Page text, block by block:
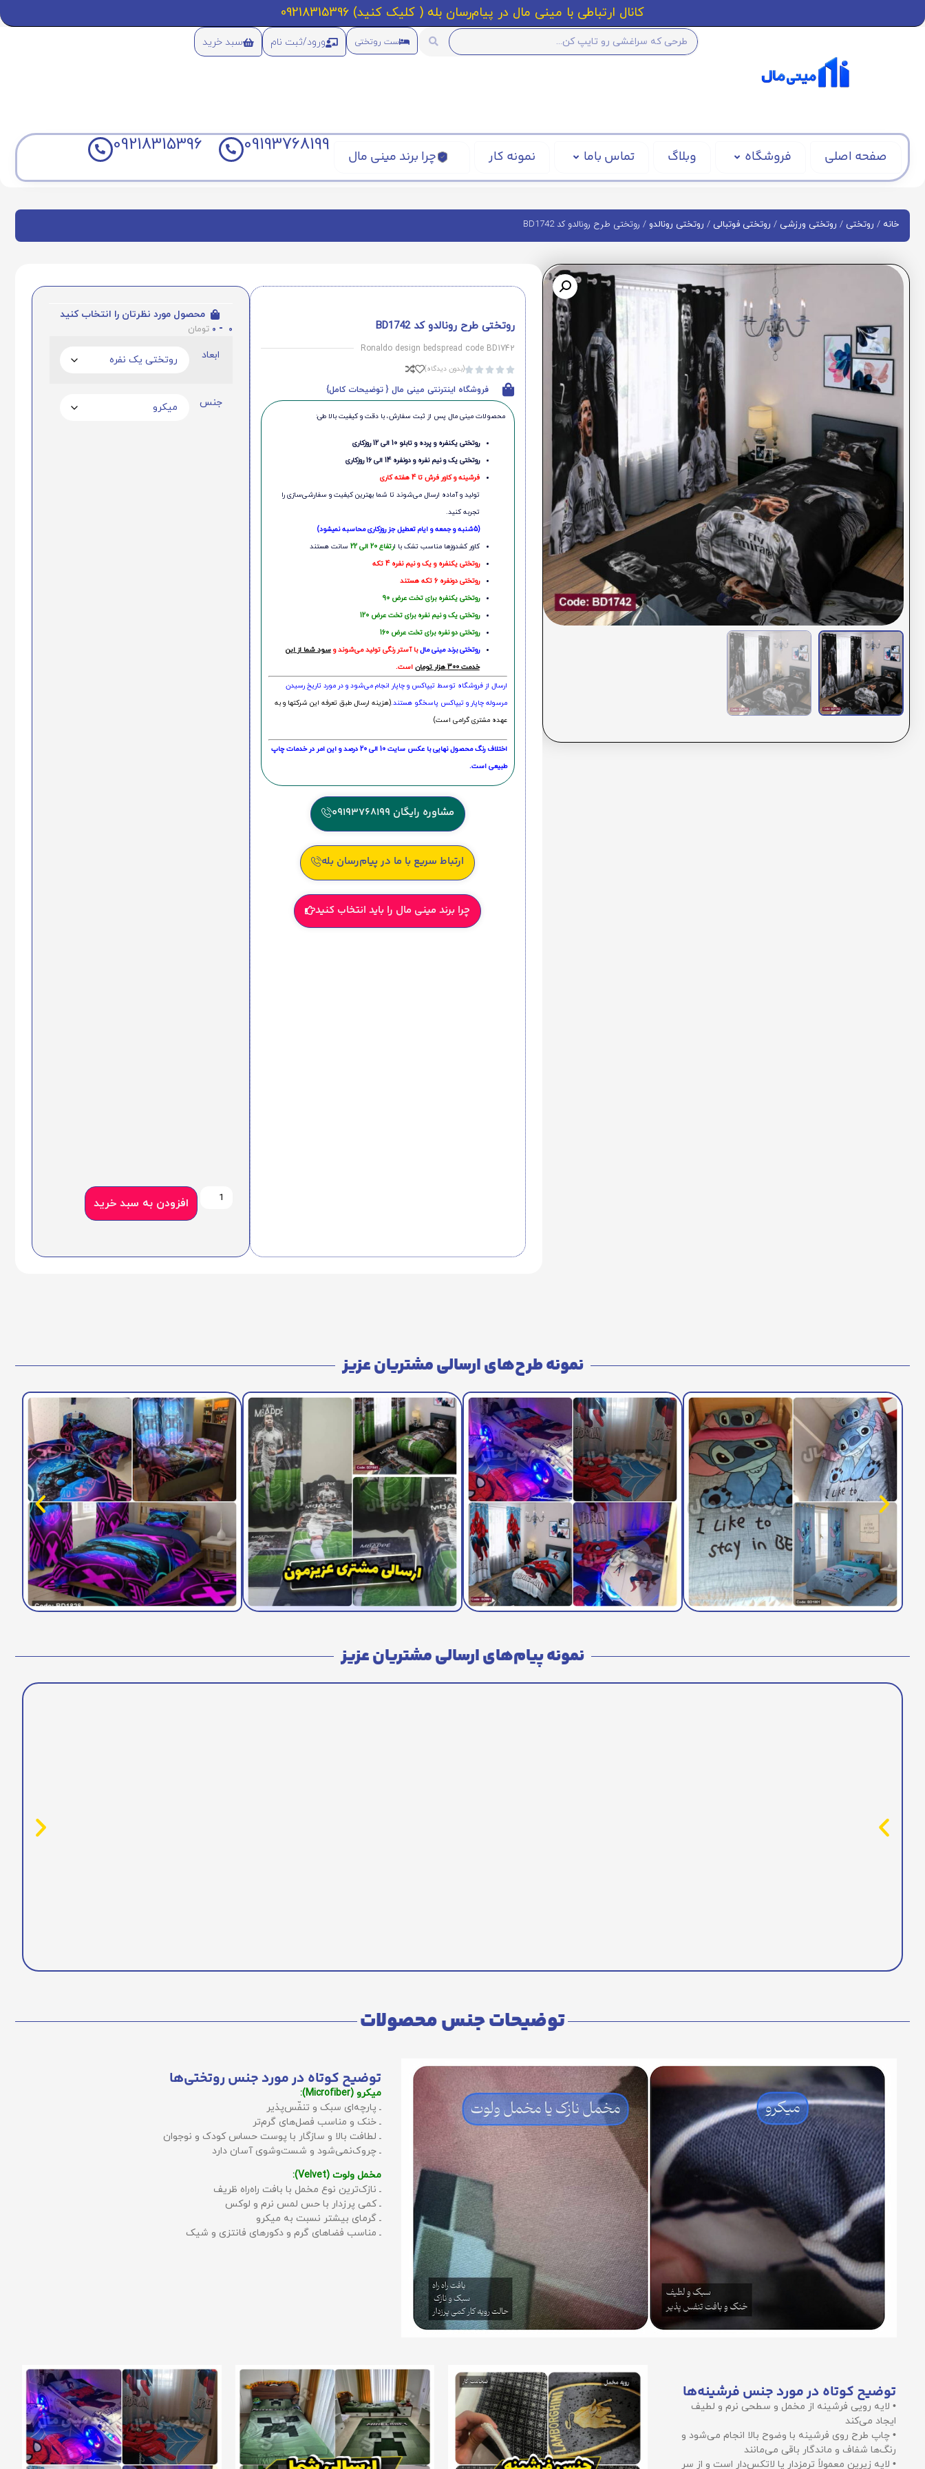
کانال ارتباطی با مینی مال در پیام‌رسان بله ( کلیک کنید) 09218315396
ست روتختی ورود/ثبت نام سبد خرید
صفحه اصلی فروشگاه وبلاگ تماس باما نمونه کار چرا برند مینی مال
09193768199
09218315396
خانه / روتختی / روتختی ورزشی / روتختی فوتبالی / روتختی رونالدو / روتختی طرح رونالدو کد BD1742
روتختی طرح رونالدو کد BD1742
Ronaldo design bedspread code BD1742




(بدون دیدگاه)
فروشگاه اینترنتی مینی مال { توضیحات کامل}
محصولات مینی‌ مال پس از ثبت سفارش، با دقت و کیفیت بالا طی:
روتختی یکنفره و پرده و تابلو 10 الی 12 روزکاری
روتختی یک و نیم نفره و دونفره 14 الی 16 روزکاری
فرشینه و کاور فرش تا 4 هفته کاری
تولید و آماده ارسال می‌شوند تا شما بهترین کیفیت و سفارشی‌سازی را
تجربه کنید.
(5شنبه و جمعه و ایام تعطیل جز روزکاری محاسبه نمیشود)
کاور کشدوزها مناسب تشک با ارتفاع 20 الی 22
سانت هستند
روتختی یکنفره و یک و نیم نفره 4 تکه
روتختی دونفره 6 تکه هستند
روتختی یکنفره برای تخت عرض 90
روتختی یک و نیم نفره برای تخت عرض 120
روتختی دو نفره برای تخت عرض 160
روتختی‌ برند مینی مالبا آستر رنگی تولید می‌شوند وسود شما از این
خدمت 300 هزار تومان
است.
ارسال از فروشگاه توسط تیپاکس و چاپار انجام می‌شود و در مورد تاریخ رسیدن
مرسوله چاپار و تیپاکس پاسخگو هستند.(هزینه ارسال طبق تعرفه این شرکتها و به
عهده مشتری گرامی است)
اختلاف رنگ محصول نهایی با عکس سایت 10 الی 20 درصد و این امر در خدمات چاپ
طبیعی است.
مشاوره رایگان 09193768199
ارتباط سریع با ما در پیام‌رسان بله
چرا برند مینی مال را باید انتخاب کنید
محصول مورد نظرتان را انتخاب کنید
0
-
0 تومان
ابعاد
جنس
افزودن به سبد خرید
نمونه طرح‌های ارسالی مشتریان عزیز
نمونه پیام‌های ارسالی مشتریان عزیز
توضیحات جنس محصولات
توضیح کوتاه در مورد جنس روتختی‌ها
میکرو (Microfiber):
ـ پارچه‌ای سبک و تنفّس‌پذیر
ـ خنک و مناسب فصل‌های گرم‌تر
ـ لطافت بالا و سازگار با پوست حساس کودک و نوجوان
ـ چروک‌نمی‌شود و شست‌وشوی آسان دارد
مخمل ولوت (Velvet):
ـ نازک‌ترین نوع مخمل با بافت راه‌راه ظریف
ـ کمی پرزدار با حس لمس نرم و لوکس
ـ گرمای بیشتر نسبت به میکرو
ـ مناسب فضاهای گرم و دکورهای فانتزی و شیک
توضیح کوتاه در مورد جنس فرشینه‌ها
• لایه رویی فرشینه از مخمل و سطحی نرم و لطیف
ایجاد می‌کند
• چاپ طرح روی فرشینه با وضوح بالا انجام می‌شود و
رنگ‌ها شفاف و ماندگار باقی می‌مانند
• لایه زیرین معمولاً ترمزدار یا لاتکس‌دار است و از سر